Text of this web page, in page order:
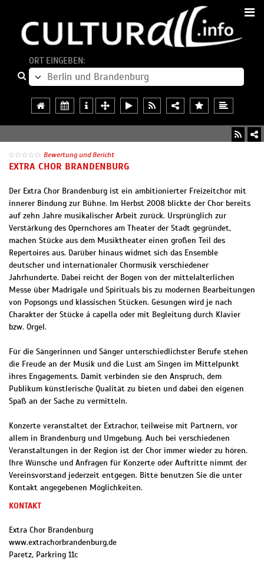
ORT EINGEBEN:
Bewertung und Bericht
EXTRA CHOR BRANDENBURG
Der Extra Chor Brandenburg ist ein ambitionierter Freizeitchor mit
innerer Bindung zur Bühne. Im Herbst 2008 blickte der Chor bereits
auf zehn Jahre musikalischer Arbeit zurück. Ursprünglich zur
Verstärkung des Opernchores am Theater der Stadt gegründet,
machen Stücke aus dem Musiktheater einen großen Teil des
Repertoires aus. Darüber hinaus widmet sich das Ensemble
deutscher und internationaler Chormusik verschiedener
Jahrhunderte. Dabei reicht der Bogen von der mittelalterlichen
Messe über Madrigale und Spirituals bis zu modernen Bearbeitungen
von Popsongs und klassischen Stücken. Gesungen wird je nach
Charakter der Stücke á capella oder mit Begleitung durch Klavier
bzw. Orgel.
Für die Sängerinnen und Sänger unterschiedlichster Berufe stehen
die Freude an der Musik und die Lust am Singen im Mittelpunkt
ihres Engagements. Damit verbinden sie den Anspruch, dem
Publikum künstlerische Qualität zu bieten und dabei den eigenen
Spaß an der Sache zu vermitteln.
Konzerte veranstaltet der Extrachor, teilweise mit Partnern, vor
allem in Brandenburg und Umgebung. Auch bei verschiedenen
Veranstaltungen in der Region ist der Chor immer wieder zu hören.
Ihre Wünsche und Anfragen für Konzerte oder Auftritte nimmt der
Vereinsvorstand jederzeit entgegen. Bitte benutzen Sie die unter
Kontakt angegebenen Möglichkeiten.
KONTAKT
Extra Chor Brandenburg
www.extrachorbrandenburg.de
Paretz, Parkring 11c